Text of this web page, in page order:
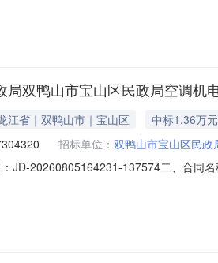
城建材区B11栋101-102号成交日期:2026-
局双鸭山市宝山区民政局空调机
江省｜双鸭山市｜宝山区
中标1.36万元
招标单位： 双鸭山市宝山区民政
JD-20260805164231-137574二、合同
科技电子经销处地址：道外区南直小区5